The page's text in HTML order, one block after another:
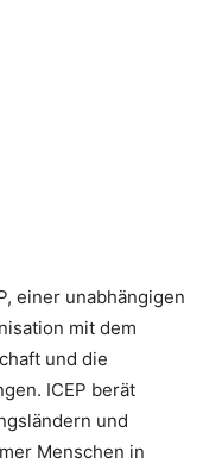
einer unabhängigen
mit dem
und die
ICEP berät
und
Menschen in